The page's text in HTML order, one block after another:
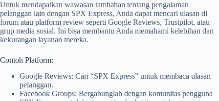
Untuk mendapatkan wawasan tambahan tentang pengalaman
pelanggan lain dengan SPX Express, Anda dapat mencari ulasan di
forum atau platform review seperti Google Reviews, Trustpilot, atau
grup media sosial. Ini bisa membantu Anda memahami kelebihan dan
kekurangan layanan mereka.
Contoh Platform:
Google Reviews: Cari “SPX Express” untuk membaca ulasan
pelanggan.
Facebook Groups: Bergabunglah dengan komunitas pengguna